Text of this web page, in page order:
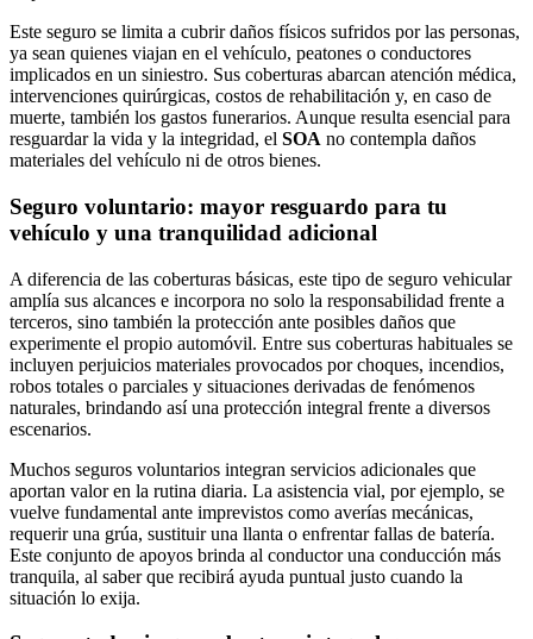
Este seguro se limita a cubrir daños físicos sufridos por las personas,
ya sean quienes viajan en el vehículo, peatones o conductores
implicados en un siniestro. Sus coberturas abarcan atención médica,
intervenciones quirúrgicas, costos de rehabilitación y, en caso de
muerte, también los gastos funerarios. Aunque resulta esencial para
resguardar la vida y la integridad, el SOA no contempla daños
materiales del vehículo ni de otros bienes.
Seguro voluntario: mayor resguardo para tu
vehículo y una tranquilidad adicional
A diferencia de las coberturas básicas, este tipo de seguro vehicular
amplía sus alcances e incorpora no solo la responsabilidad frente a
terceros, sino también la protección ante posibles daños que
experimente el propio automóvil. Entre sus coberturas habituales se
incluyen perjuicios materiales provocados por choques, incendios,
robos totales o parciales y situaciones derivadas de fenómenos
naturales, brindando así una protección integral frente a diversos
escenarios.
Muchos seguros voluntarios integran servicios adicionales que
aportan valor en la rutina diaria. La asistencia vial, por ejemplo, se
vuelve fundamental ante imprevistos como averías mecánicas,
requerir una grúa, sustituir una llanta o enfrentar fallas de batería.
Este conjunto de apoyos brinda al conductor una conducción más
tranquila, al saber que recibirá ayuda puntual justo cuando la
situación lo exija.